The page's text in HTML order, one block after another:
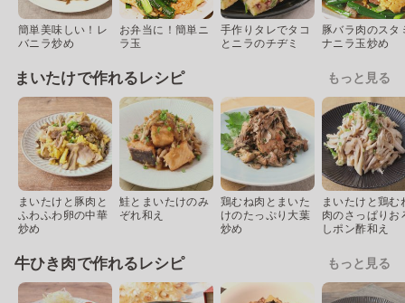
簡単美味しい！レ
バニラ炒め
お弁当に！簡単ニ
ラ玉
手作りタレでタコ
とニラのチヂミ
豚バラ肉のスタ
ナニラ玉炒め
まいたけで作れるレシピ もっと見る
まいたけと豚肉と
ふわふわ卵の中華
炒め
鮭とまいたけのみ
ぞれ和え
鶏むね肉とまいた
けのたっぷり大葉
炒め
まいたけと鶏む
肉のさっぱりお
しポン酢和え
牛ひき肉で作れるレシピ もっと見る